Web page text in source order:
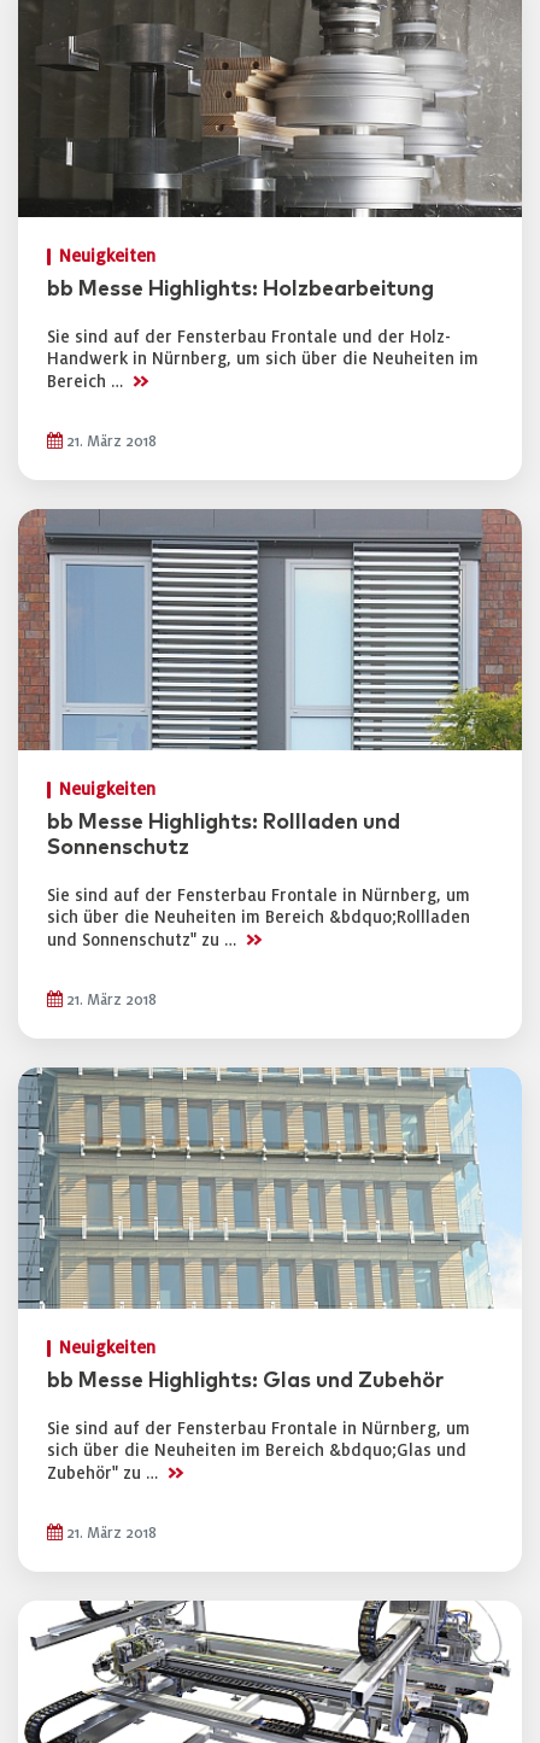
Neuigkeiten
bb Messe Highlights: Holzbearbeitung
Sie sind auf der Fensterbau Frontale und der Holz-
Handwerk in Nürnberg, um sich über die Neuheiten im
Bereich … >>
21. März 2018
Neuigkeiten
bb Messe Highlights: Rollladen und
Sonnenschutz
Sie sind auf der Fensterbau Frontale in Nürnberg, um
sich über die Neuheiten im Bereich &bdquo;Rollladen
und Sonnenschutz" zu … >>
21. März 2018
Neuigkeiten
bb Messe Highlights: Glas und Zubehör
Sie sind auf der Fensterbau Frontale in Nürnberg, um
sich über die Neuheiten im Bereich &bdquo;Glas und
Zubehör" zu … >>
21. März 2018